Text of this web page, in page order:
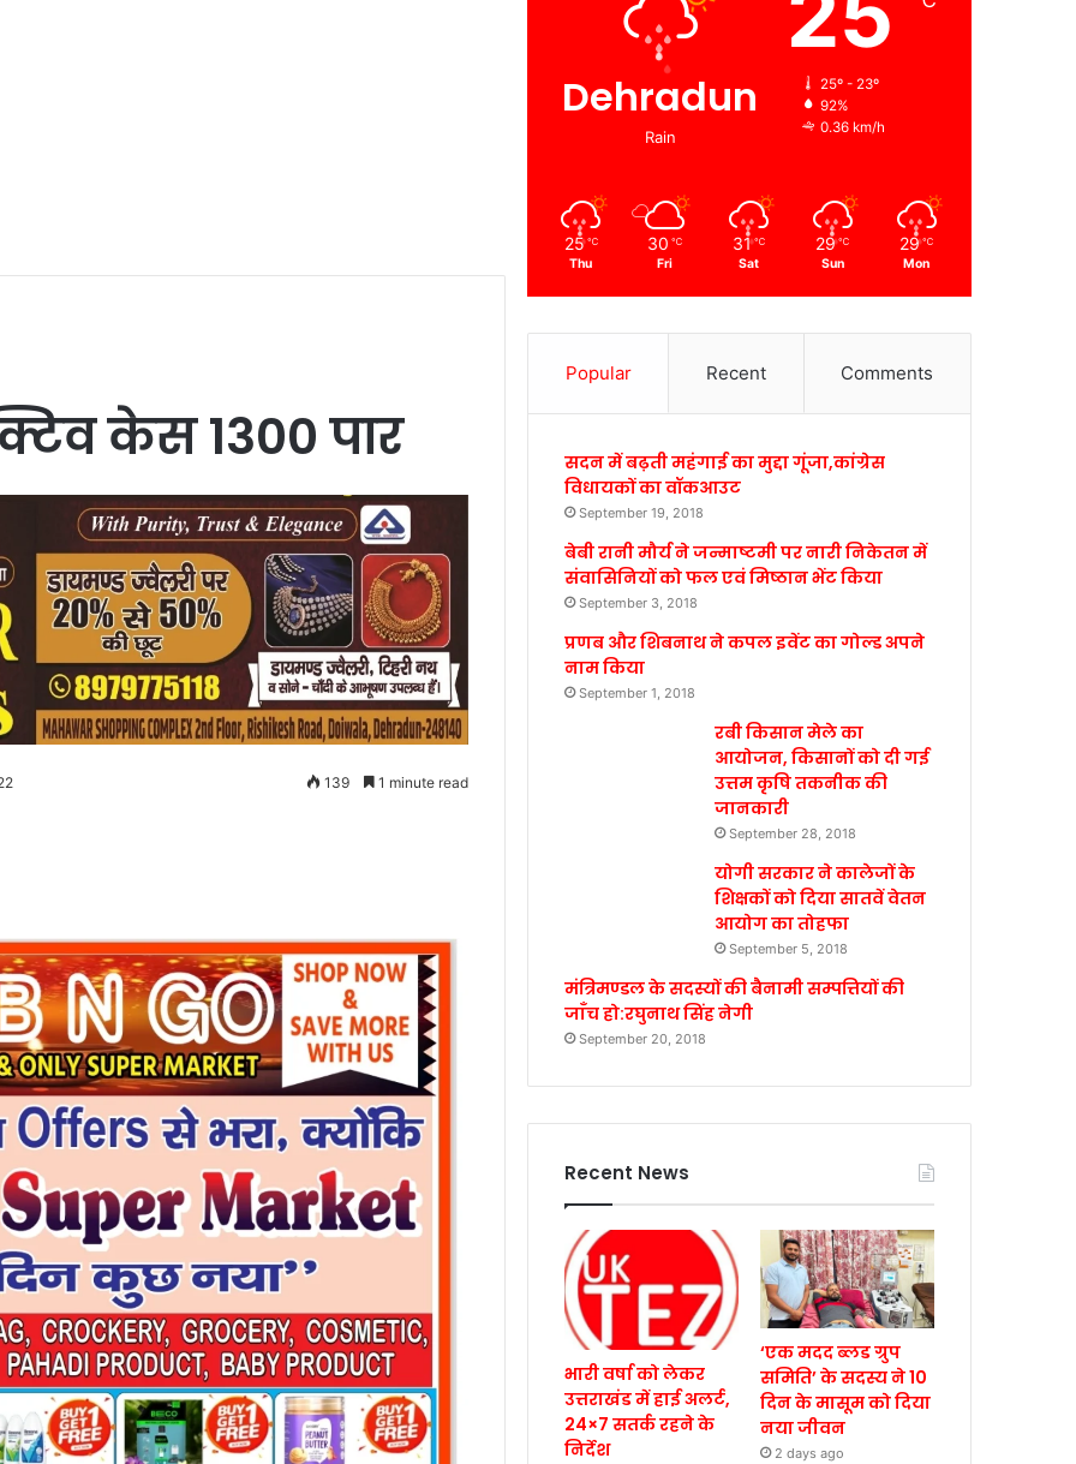
केस 1300 पार
139 1 minute read
Dehradun
Rain
25º - 23º
92%
0.36 km/h
25 ℃
Thu
30 ℃
Fri
31 ℃
Sat
29 ℃
Sun
29 ℃
Mon
Popular Recent Comments
सदन में बढ़ती महंगाई का मुद्दा गूंजा,कांग्रेस
विधायकों का वॉकआउट
September 19, 2018
बेबी रानी मौर्य ने जन्माष्टमी पर नारी निकेतन में
संवासिनियों को फल एवं मिष्ठान भेंट किया
September 3, 2018
प्रणब और शिबनाथ ने कपल इवेंट का गोल्ड अपने
नाम किया
September 1, 2018
रबी किसान मेले का
आयोजन, किसानों को दी गई
उत्तम कृषि तकनीक की
जानकारी
September 28, 2018
योगी सरकार ने कालेजों के
शिक्षकों को दिया सातवें वेतन
आयोग का तोहफा
September 5, 2018
मंत्रिमण्डल के सदस्यों की बैनामी सम्पत्तियों की
जाँच हो:रघुनाथ सिंह नेगी
September 20, 2018
Recent News
भारी वर्षा को लेकर
उत्तराखंड में हाई अलर्ट,
24×7 सतर्क रहने के
निर्देश
‘एक मदद ब्लड ग्रुप
समिति’ के सदस्य ने 10
दिन के मासूम को दिया
नया जीवन
2 days ago